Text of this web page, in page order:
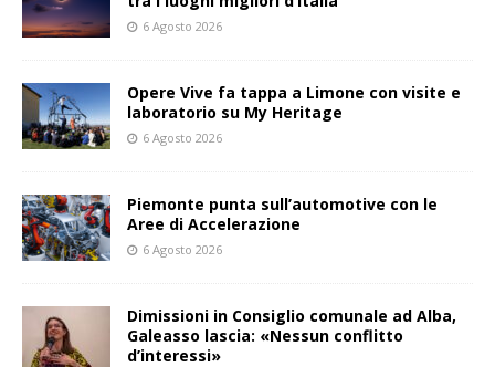
6 Agosto 2026
Opere Vive fa tappa a Limone con visite e
laboratorio su My Heritage
6 Agosto 2026
Piemonte punta sull’automotive con le
Aree di Accelerazione
6 Agosto 2026
Dimissioni in Consiglio comunale ad Alba,
Galeasso lascia: «Nessun conflitto
d’interessi»